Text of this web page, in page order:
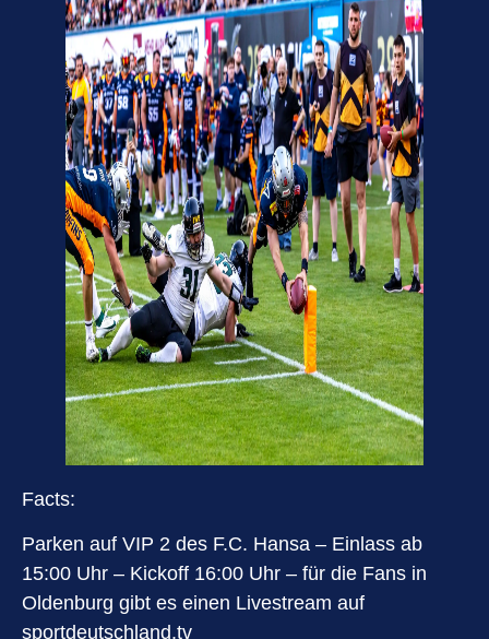
Facts:
Parken auf VIP 2 des F.C. Hansa – Einlass ab
15:00 Uhr – Kickoff 16:00 Uhr – für die Fans in
Oldenburg gibt es einen Livestream auf
sportdeutschland.tv